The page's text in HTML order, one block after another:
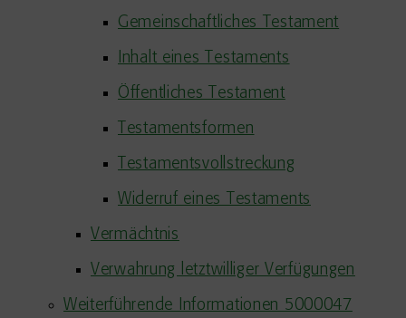
Gemeinschaftliches Testament
Inhalt eines Testaments
Öffentliches Testament
Testamentsformen
Testamentsvollstreckung
Widerruf eines Testaments
Vermächtnis
Verwahrung letztwilliger Verfügungen
Weiterführende Informationen 5000047